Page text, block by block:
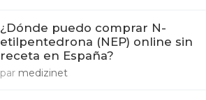
¿Dónde puedo comprar N-
etilpentedrona (NEP) online sin
receta en España?
par medizinet